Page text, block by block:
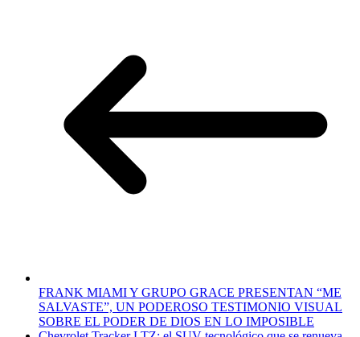
FRANK MIAMI Y GRUPO GRACE PRESENTAN “ME
SALVASTE”, UN PODEROSO TESTIMONIO VISUAL
SOBRE EL PODER DE DIOS EN LO IMPOSIBLE